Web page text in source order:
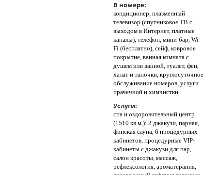
В номере:
кондиционер, плазменный
телевизор (спутниковое ТВ с
выходом в Интернет, платные
каналы), телефон, мини-бар, Wi-
Fi (бесплатно), сейф, ковровое
покрытие, ванная комната с
душем или ванной, туалет, фен,
халат и тапочки, круглосуточное
обслуживание номеров, услуги
прачечной и химчистки.
Услуги:
спа и оздоровительный центр
(1510 кв.м.): 2 джакузи, парная,
финская сауна, 6 процедурных
кабинетов, процедурные VIP-
кабинеты с джакузи для пар,
салон красоты, массаж,
рефлексология, ароматерапия,